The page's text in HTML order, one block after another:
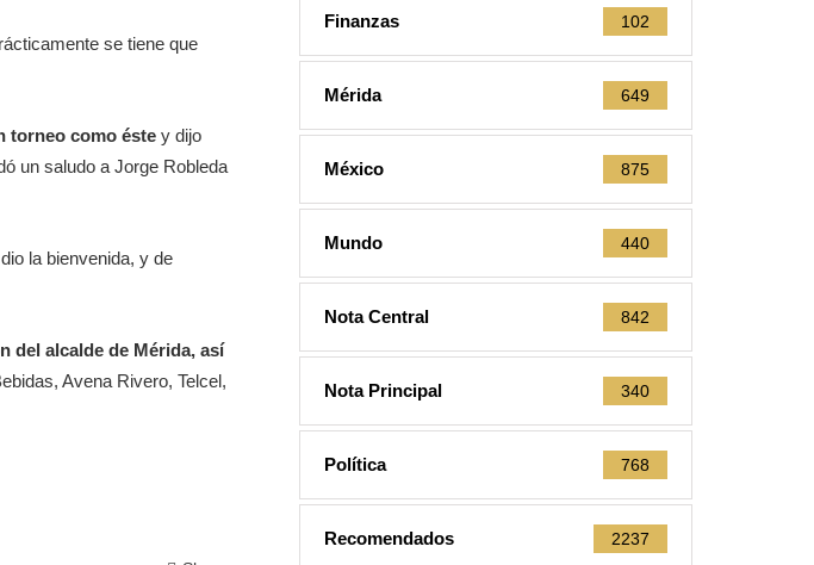
se tiene que
torneo como éste y dijo
un saludo a Jorge Robleda
la bienvenida, y de
del alcalde de Mérida, así
Avena Rivero, Telcel,
Finanzas 102
Mérida 649
México 875
Mundo 440
Nota Central 842
Nota Principal 340
Política 768
Recomendados 2237